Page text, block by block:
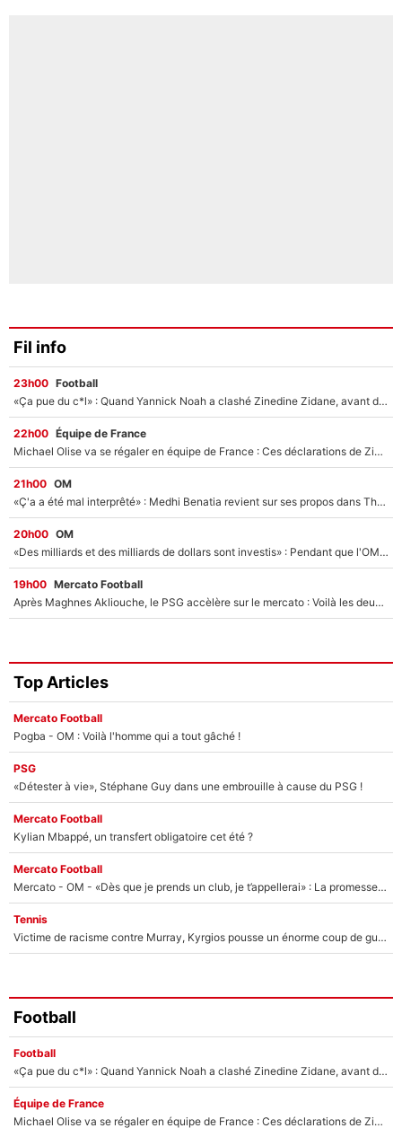
Fil info
23h00 Football
«Ça pue du c*l» : Quand Yannick Noah a clashé Zinedine Zidane, avant de se faire recadrer par le nouveau sélectionneur de l'équipe de France !
22h00 Équipe de France
Michael Olise va se régaler en équipe de France : Ces déclarations de Zinedine Zidane qui prouvent qu'il va tout miser sur la star du Bayern Munich !
21h00 OM
«Ç'a a été mal interprêté» : Medhi Benatia revient sur ses propos dans The Bridge et précise ses conditions pour rejoindre le PSG !
20h00 OM
«Des milliards et des milliards de dollars sont investis» : Pendant que l'OM est en pleine crise financière, Frank McCourt lance un nouveau projet à 260M€ !
19h00 Mercato Football
Après Maghnes Akliouche, le PSG accèlère sur le mercato : Voilà les deux nouvelles recrues qui vont signer la semaine prochaine ?
Top Articles
Mercato Football
Pogba - OM : Voilà l'homme qui a tout gâché !
PSG
«Détester à vie», Stéphane Guy dans une embrouille à cause du PSG !
Mercato Football
Kylian Mbappé, un transfert obligatoire cet été ?
Mercato Football
Mercato - OM - «Dès que je prends un club, je t’appellerai» : La promesse de Marcelino au moment de claquer la porte
Tennis
Victime de racisme contre Murray, Kyrgios pousse un énorme coup de gueule !
Football
Football
«Ça pue du c*l» : Quand Yannick Noah a clashé Zinedine Zidane, avant de se faire recadrer par le nouveau sélectionneur de l'équipe de France !
Équipe de France
Michael Olise va se régaler en équipe de France : Ces déclarations de Zinedine Zidane qui prouvent qu'il va tout miser sur la star du Bayern Munich !